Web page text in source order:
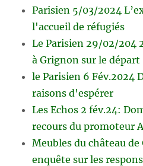
Parisien 5/03/2024
l'accueil de réfugiés
Le Parisien 29/02/204
à Grignon sur le départ
le Parisien 6 Fév.2024
raisons d'espérer
Les Echos 2 fév.24:
recours du promoteur
Meubles du château
enquête sur les